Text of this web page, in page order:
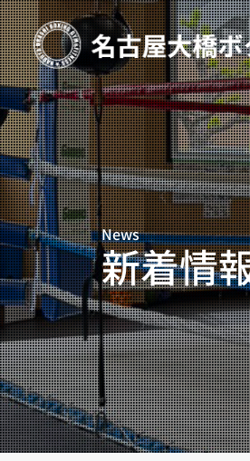
TOP
新着情報
ご予約
プライベートコー
レンタルスタジオ
名古屋大橋ボクシン
大橋弘政プロフィ
スタッフ紹介
料金案内
設備紹介
アクセス
News
新着情